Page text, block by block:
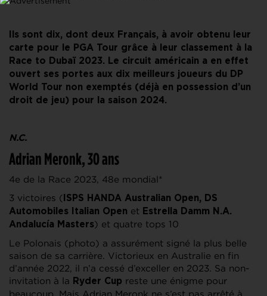
Ils sont dix, dont deux Français, à avoir obtenu leur
carte pour le PGA Tour grâce à leur classement à la
Race to Dubaï 2023. Le circuit américain a en effet
ouvert ses portes aux dix meilleurs joueurs du DP
World Tour non exemptés (déjà en possession d’un
droit de jeu) pour la saison 2024.
N.C.
Adrian Meronk, 30 ans
4e de la Race 2023, 48e mondial*
3 victoires ( ISPS HANDA Australian Open, DS
Automobiles Italian Open et Estrella Damm N.A.
Andalucía Masters) et quatre tops 10
Le Polonais (photo) a assurément signé la plus belle
saison de sa carrière. Victorieux en Australie en fin
d’année 2022, il n’a cessé d’exceller en 2023. Sa non-
invitation à la Ryder Cup reste une énigme pour